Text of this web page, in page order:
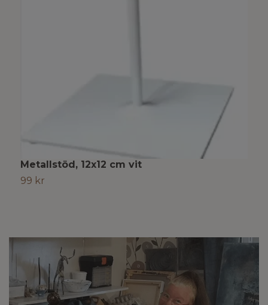
Metallstöd, 12x12 cm vit
99 kr